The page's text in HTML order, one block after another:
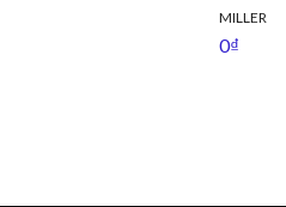
MILLER
0₫